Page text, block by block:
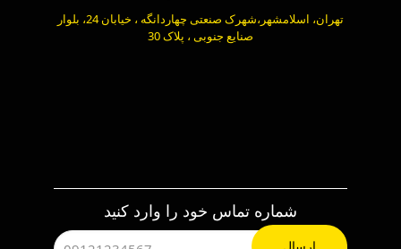
تهران، اسلامشهر،شهرک صنعتی چهاردانگه ، خیابان 24، بلوار
صنایع جنوبی ، پلاک 30
شماره تماس خود را وارد کنید